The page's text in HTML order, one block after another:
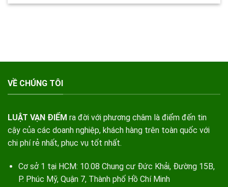
VỀ CHÚNG TÔI
LUẬT VẠN ĐIỂM ra đời với phương châm là điểm đến tin
cậy của các doanh nghiệp, khách hàng trên toàn quốc với
chi phí rẻ nhất, phục vụ tốt nhất.
Cơ sở 1 tại HCM: 10.08 Chung cư Đức Khải, Đường 15B,
P. Phúc Mỹ, Quận 7, Thành phố Hồ Chí Minh